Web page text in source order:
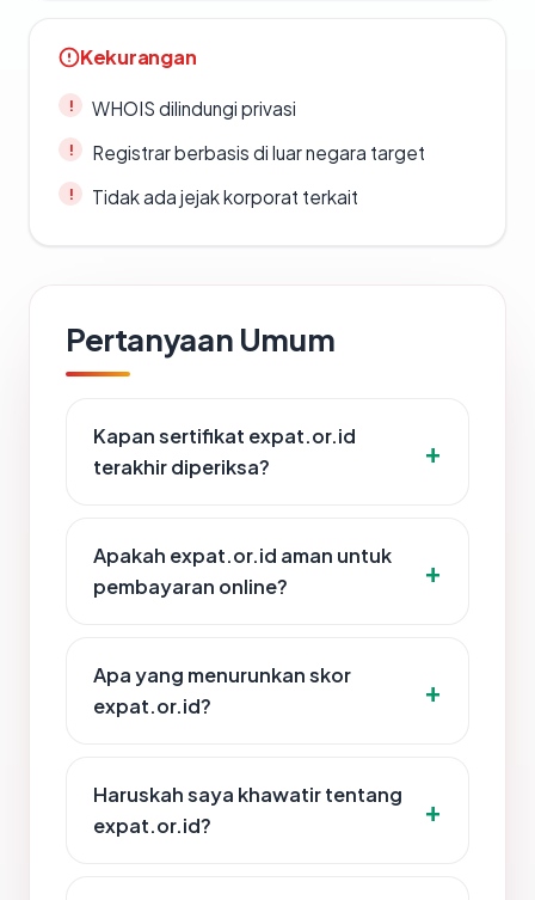
Kekurangan
WHOIS dilindungi privasi
Registrar berbasis di luar negara target
Tidak ada jejak korporat terkait
Pertanyaan Umum
Kapan sertifikat expat.or.id
terakhir diperiksa?
Apakah expat.or.id aman untuk
pembayaran online?
Apa yang menurunkan skor
expat.or.id?
Haruskah saya khawatir tentang
expat.or.id?